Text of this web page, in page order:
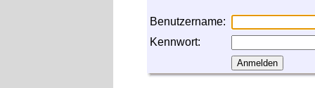
Benutzername:
Kennwort: